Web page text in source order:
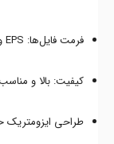
فرمت فایل‌ها: EPS و JPG
کیفیت: بالا و
طراحی ایزومتریک